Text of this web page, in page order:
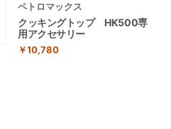
ペトロマックス
クッキングトップ HK500専
用アクセサリー
￥10,780